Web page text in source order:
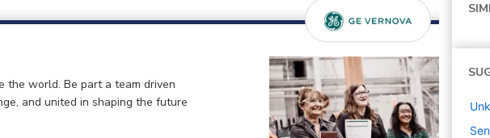
the world. Be part a team driven
and united in shaping the future